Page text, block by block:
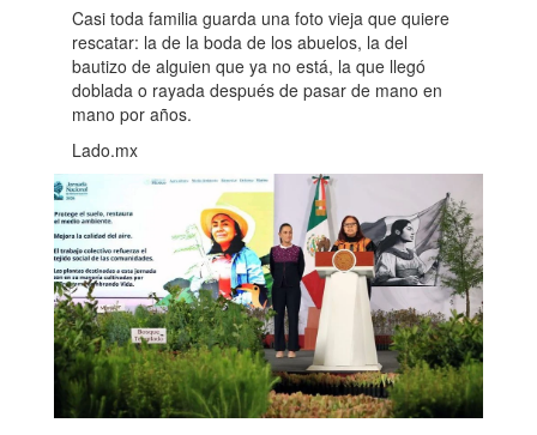
Casi toda familia guarda una foto vieja que quiere
rescatar: la de la boda de los abuelos, la del
bautizo de alguien que ya no está, la que llegó
doblada o rayada después de pasar de mano en
mano por años.
Lado.mx